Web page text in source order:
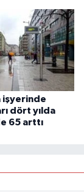
işyerinde
dört yılda
65 arttı